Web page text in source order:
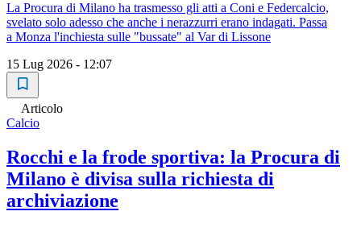
La Procura di Milano ha trasmesso gli atti a Coni e Federcalcio,
svelato solo adesso che anche i nerazzurri erano indagati. Passa
a Monza l'inchiesta sulle "bussate" al Var di Lissone
15 Lug 2026 - 12:07
Articolo
Calcio
Rocchi e la frode sportiva: la Procura di
Milano è divisa sulla richiesta di
archiviazione